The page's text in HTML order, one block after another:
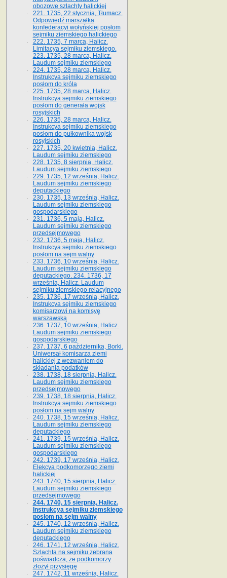
obozowe szlachty halickiej
221. 1735, 22 stycznia, Tłumacz.
Odpowiedź marszałka
konfederacyi wołyńskiej posłom
sejmiku ziemskiego halickiego
222. 1735, 7 marca, Halicz.
Limitacya sejmiku ziemskiego.
223. 1735, 28 marca, Halicz.
Laudum sejmiku ziemskiego
224. 1735, 28 marca, Halicz.
Instrukcya sejmiku ziemskiego
posłom do króla
225. 1735, 28 marca, Halicz.
Instrukcya sejmiku ziemskiego
posłom do generała wojsk
rosyjskich
226. 1735, 28 marca, Halicz.
Instrukcya sejmiku ziemskiego
posłom do pułkownika wojsk
rosyjskich
227. 1735, 20 kwietnia, Halicz.
Laudum sejmiku ziemskiego
228. 1735, 8 sierpnia, Halicz.
Laudum sejmiku ziemskiego
229. 1735, 12 września, Halicz.
Laudum sejmiku ziemskiego
deputackiego
230. 1735, 13 września, Halicz.
Laudum sejmiku ziemskiego
gospodarskiego
231. 1736, 5 maja, Halicz.
Laudum sejmiku ziemskiego
przedsejmowego
232. 1736, 5 maja, Halicz.
Instrukcya sejmiku ziemskiego
posłom na sejm walny
233. 1736, 10 września, Halicz.
Laudum sejmiku ziemskiego
deputackiego. 234. 1736, 17
września, Halicz. Laudum
sejmiku ziemskiego relacyjnego
235. 1736, 17 września, Halicz.
Instrukcya sejmiku ziemskiego
komisarzowi na komisyę
warszawską
236. 1737, 10 września, Halicz.
Laudum sejmiku ziemskiego
gospodarskiego
237. 1737, 6 października, Borki.
Uniwersał komisarza ziemi
halickiej z wezwaniem do
składania podatków
238. 1738, 18 sierpnia, Halicz.
Laudum sejmiku ziemskiego
przedsejmowego
239. 1738, 18 sierpnia, Halicz.
Instrukcya sejmiku ziemskiego
posłom na sejm walny
240. 1738, 15 września, Halicz.
Laudum sejmiku ziemskiego
deputackiego
241. 1739, 15 września, Halicz.
Laudum sejmiku ziemskiego
gospodarskiego
242. 1739, 17 września, Halicz.
Elekcya podkomorzego ziemi
halickiej
243. 1740, 15 sierpnia, Halicz.
Laudum sejmiku ziemskiego
przedsejmowego
244. 1740, 15 sierpnia, Halicz.
Instrukcya sejmiku ziemskiego
posłom na sejm walny
245. 1740, 12 września, Halicz.
Laudum sejmiku ziemskiego
deputackiego
246. 1741, 12 września, Halicz.
Szlachta na sejmiku zebrana
poświadcza, że podkomorzy
złożył przysięgę
247. 1742, 11 września, Halicz.